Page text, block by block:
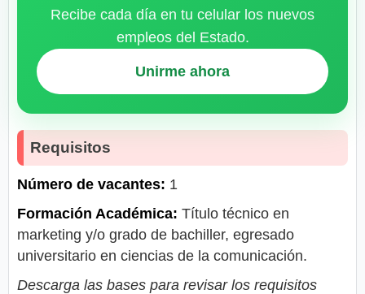
Recibe cada día en tu celular los nuevos
empleos del Estado.
Unirme ahora
Requisitos
Número de vacantes: 1
Formación Académica: Título técnico en
marketing y/o grado de bachiller, egresado
universitario en ciencias de la comunicación.
Descarga las bases para revisar los requisitos